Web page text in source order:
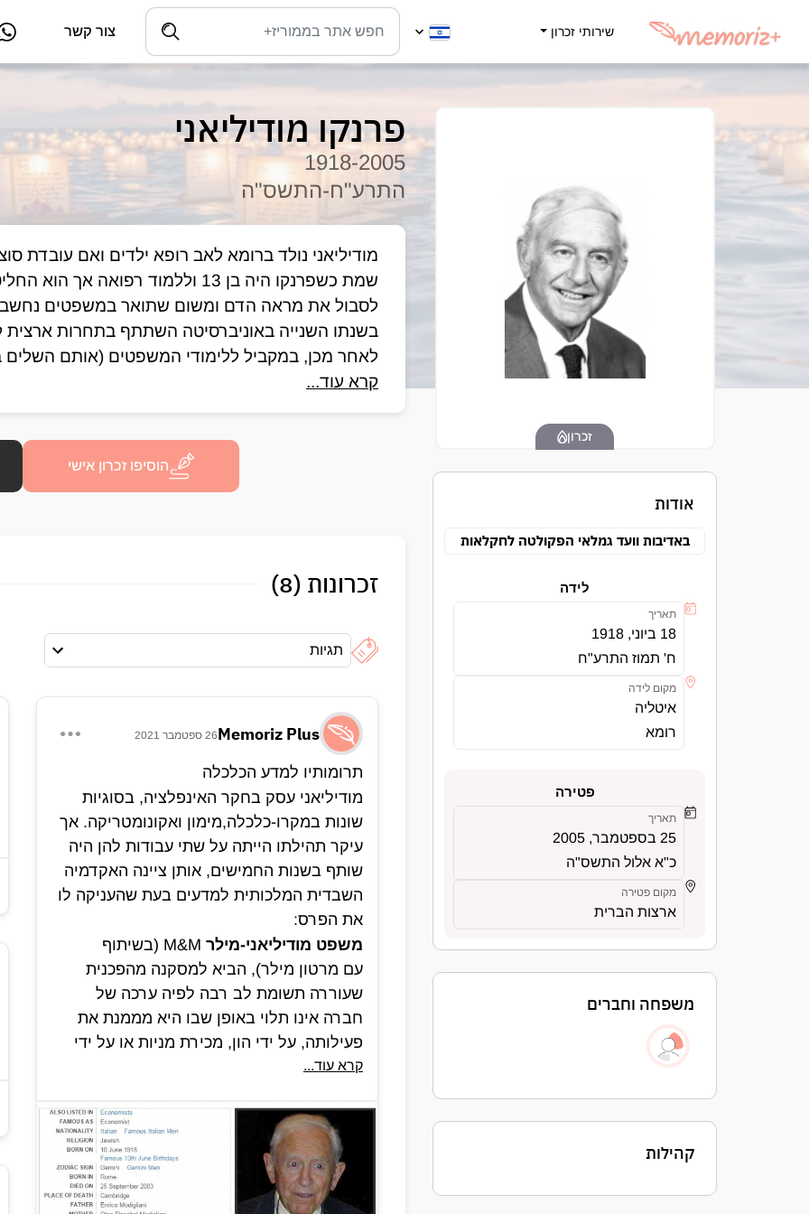
שירותי זכרון צור קשר
זכרון
אודות
באדיבות וועד גמלאי הפקולטה לחקלאות
לידה
תאריך
18 ביוני, 1918
ח' תמוז התרע"ח
מקום לידה
איטליה
רומא
פטירה
תאריך
25 בספטמבר, 2005
כ"א אלול התשס"ה
מקום פטירה
ארצות הברית
משפחה וחברים
קהילות
פרנקו מודיליאני
1918-2005
התרע"ח-התשס"ה
ב-1946 התאזרח בארצות הברית.
קרא עוד...
הוסיפו זכרון אישי
זכרונות (8)
תגיות
Memoriz Plus26 ספטמבר 2021
תרומותיו למדע הכלכלה
מודיליאני עסק בחקר האינפלציה, בסוגיות
שונות במקרו-כלכלה,מימון ואקונומטריקה. אך
עיקר תהילתו הייתה על שתי עבודות להן היה
שותף בשנות החמישים, אותן ציינה האקדמיה
השבדית המלכותית למדעים בעת שהעניקה לו
את הפרס:
משפט מודיליאני-מילר
M&M (בשיתוף
עם מרטון מילר), הביא למסקנה מהפכנית
שעוררה תשומת לב רבה לפיה ערכה של
חברה אינו תלוי באופן שבו היא מממנת את
פעילותה, על ידי הון, מכירת מניות או על ידי
חוב. מודיליאני ומילר הראו גם כי מחירי מניות
החברות המנפיקות את המניות, אלא מרווחיותן
העתידית הצפויה. למשפט מצדו התאורטי יש
ערך רב למרות שתנאיו המוקדמים
(העדר מיסוי, העדר עלות עסקה ומידע מושלם)
קרא עוד...